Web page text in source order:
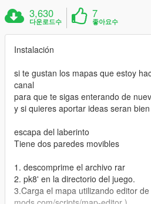
3,630
다운로드수
7
좋아요수
Instalación
si te gustan los mapas que estoy
canal
para que te sigas enterando de
y si quieres aportar ideas seran
escapa del laberinto
Tiene dos paredes movibles
1. descomprime el archivo rar
2. pk8' en la directorio del juego.
3.Carga el mapa utilizando editor